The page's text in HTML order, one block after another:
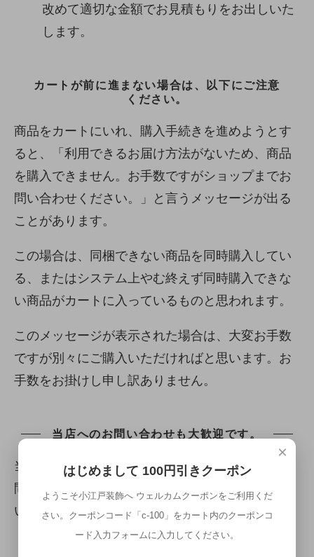
改めて適切な金額でお見積もりをお出しいた
します。
カートが前に進まない場合は、以下にご注意
ください。
商品をカートにいれ、購入手続きを進めようとす
ると、「利用できるお届け方法がないため、商品
を購入できません。お手数ですがショップまでお
問い合わせください。」と言うメッセージが出る
ことがあります。
この場合は、同梱できない商品を同時購入してい
る、またはシステム上やむ終えず同時購入できな
い商品がカートに入っているものと思われます。
このメッセージが表示された場合は、大変お手数
ですが別々にご購入いただければと思います。お
手数をお掛けし申し訳ありません。
当店へのお問い合わせも大歓迎です。
当店へのお問い合わせも大歓迎です。お電話、お
問い合わせフォームどちらからでもお気軽にお問
い合わせください。
×
はじめまして 100円引きクーポン
ようこそ小江戸装飾へ ウェルカムクーポンをご利用くだ
さい。クーポンコード「c-100」をカート内のクーポンコ
ード入力フォームに入力してください。